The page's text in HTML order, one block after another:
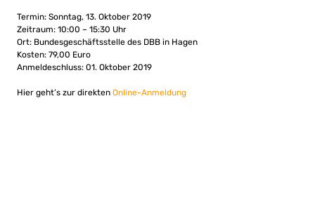
Termin: Sonntag, 13. Oktober 2019
Zeitraum: 10:00 – 15:30 Uhr
Ort: Bundesgeschäftsstelle des DBB in Hagen
Kosten: 79,00 Euro
Anmeldeschluss: 01. Oktober 2019
Hier geht’s zur direkten Online-Anmeldung